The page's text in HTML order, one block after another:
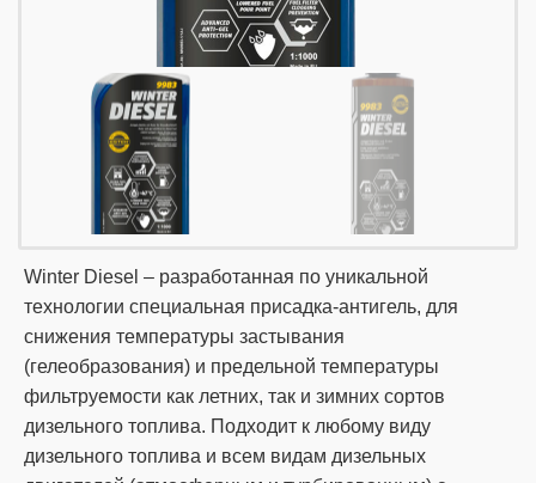
Winter Diesel – разработанная по уникальной
технологии специальная присадка-антигель, для
снижения температуры застывания
(гелеобразования) и предельной температуры
фильтруемости как летних, так и зимних сортов
дизельного топлива. Подходит к любому виду
дизельного топлива и всем видам дизельных